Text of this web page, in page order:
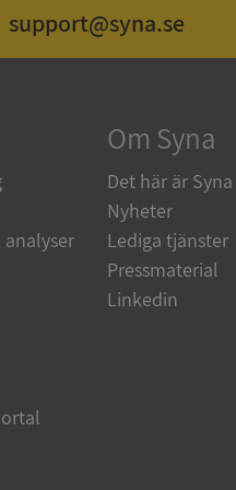
support@syna.se
Om Syna
Det här är Syna
Nyheter
Lediga tjänster
Pressmaterial
Linkedin
kakor tillåter
som användarinloggning
Webbplatsen kan inte
ordentligt utan strikt nödvändiga cookies.
Leverantör
Domän
Microsoft
Corporation